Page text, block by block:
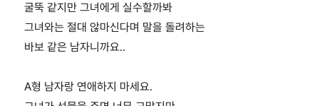
굴뚝 같지만 그녀에게 실수할까봐
그녀와는 절대 않마신다며 말을 돌려하는
바보 같은 남자니까요..
A형 남자랑 연애하지 마세요.